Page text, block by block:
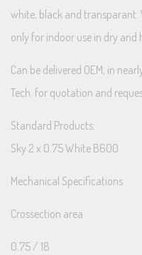
white, black and transparant.
only for indoor use in dry and
Can be delivered OEM, in
Tech. for quotation and
Standard Products:
Sky 2 x 0.75 White B600
Mechanical Specifications
Crossection area
0.75 / 18